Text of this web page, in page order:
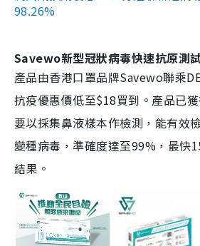
98.26%
Savewo新型冠狀病毒快速抗原測
產品由香港口罩品牌Savewo聯乘
抗疫優惠價低至$18買到。產品已
要以採集鼻液樣本作檢測，能有效
變種病毒，準確度達至99%，最快
結果。